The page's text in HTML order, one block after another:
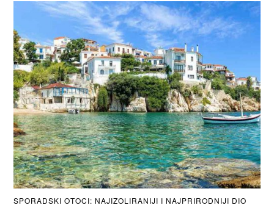
SPORADSKI OTOCI: NAJIZOLIRANIJI I NAJPRIRODNIJI DIO